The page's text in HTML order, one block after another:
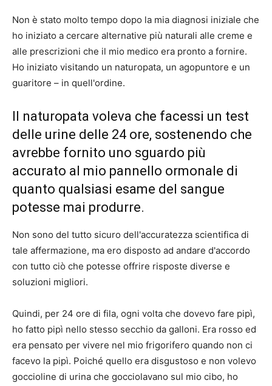
Non è stato molto tempo dopo la mia diagnosi iniziale che
ho iniziato a cercare alternative più naturali alle creme e
alle prescrizioni che il mio medico era pronto a fornire.
Ho iniziato visitando un naturopata, un agopuntore e un
guaritore – in quell'ordine.
Il naturopata voleva che facessi un test
delle urine delle 24 ore, sostenendo che
avrebbe fornito uno sguardo più
accurato al mio pannello ormonale di
quanto qualsiasi esame del sangue
potesse mai produrre.
Non sono del tutto sicuro dell'accuratezza scientifica di
tale affermazione, ma ero disposto ad andare d'accordo
con tutto ciò che potesse offrire risposte diverse e
soluzioni migliori.
Quindi, per 24 ore di fila, ogni volta che dovevo fare pipì,
ho fatto pipì nello stesso secchio da galloni. Era rosso ed
era pensato per vivere nel mio frigorifero quando non ci
facevo la pipì. Poiché quello era disgustoso e non volevo
goccioline di urina che gocciolavano sul mio cibo, ho